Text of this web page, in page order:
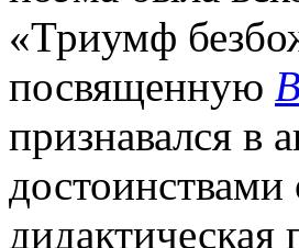
«Триумф
посвященную
признавался в
достоинствами